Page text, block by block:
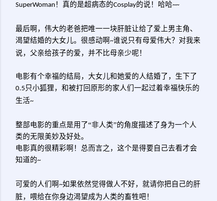
SuperWoman ！真的是超病态的Cosplay的说！哈哈~~
最后啊，伟大的老爸把唯一一块肝脏让给了爱上男主角、
渴望结婚的大女儿。很感动啊 ~谁说只有母爱伟大？对我来
说，父亲给孩子的爱，并不比母亲少呢！
电影有个幸福的结局，大女儿和她爱的人结婚了，生下了
0.5 只小狐狸，和被打回原形的家人们一起过着幸福快乐的
生活~
整部电影的重点是用了“非人类”的角度描述了身为一个人
类的无限美妙及好处。
电影真的很精彩啊！总而言之，这个是得要自己去看才会
知道的~
可爱的人们啊 ~如果依然觉得做人不好，就请你把自己的肝
脏，喂给在你身边渴望成为人类的畜牲吧！